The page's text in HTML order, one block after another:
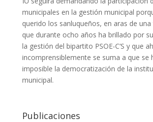
municipales en la gestión municipal
querido los sanluqueños, en aras de
que durante ocho años ha brillado por
la gestión del bipartito PSOE-C’S y que
incomprensiblemente se suma a que se
imposible la democratización de la
municipal.
Publicaciones